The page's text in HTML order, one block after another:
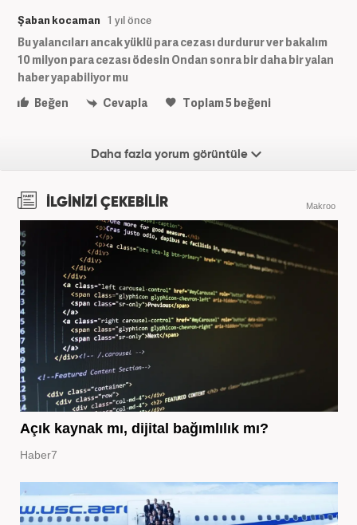
Şaban kocaman 1 yıl önce
Bu yalancıları ancak yüklü para cezası durdurur ver bakalım
10 milyon para cezası ödesin Ondan sonra bir daha bir yalan
haber yapabiliyor mu
Beğen
Cevapla Toplam5beğeni
Daha fazla yorum görüntüle
İLGİNİZİ ÇEKEBİLİR Makroo
Açık kaynak mı, dijital bağımlılık mı?
Haber7